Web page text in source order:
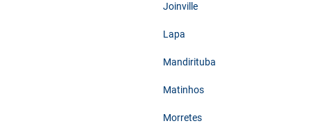
Joinville
Lapa
Mandirituba
Matinhos
Morretes